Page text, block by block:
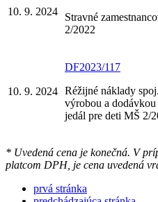
10. 9. 2024
Stravné
2/2022
10. 9. 2024
DF2023/117
Réžijné náklady
výrobou a dodávkou
jedál pre deti MŠ 2/
* Uvedená cena je konečná. V
platcom DPH, je cena uvedená
prvá stránka